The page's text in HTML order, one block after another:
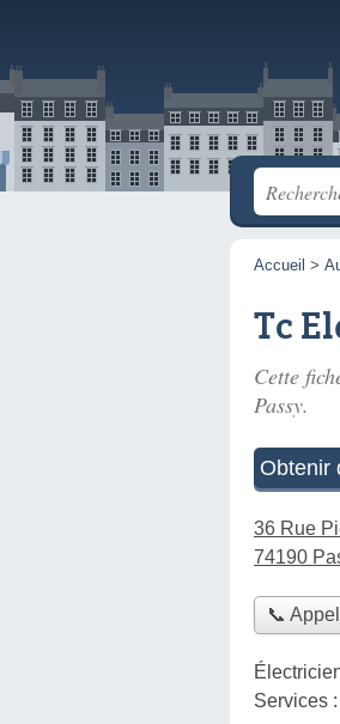
Accueil >
Tc
Cette
Passy.
Obtenir
36 Rue
74190
📞
Services :